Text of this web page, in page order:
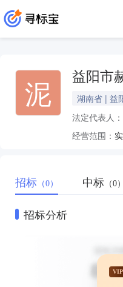
泥 益阳市
湖南省 | 益
法定代表人：
经营范围：
招标 （0） 中标 （0）
招标分析
VIP